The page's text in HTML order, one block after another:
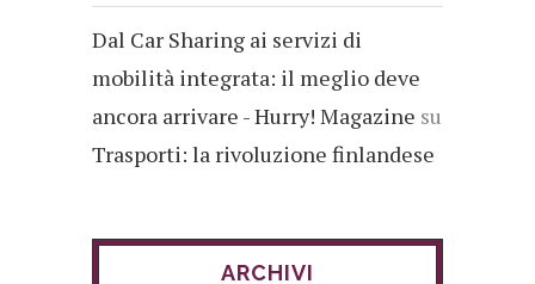
Dal Car Sharing ai servizi di
mobilità integrata: il meglio deve
ancora arrivare - Hurry! Magazine su
Trasporti: la rivoluzione finlandese
ARCHIVI